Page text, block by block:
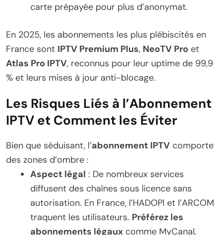
carte prépayée pour plus d’anonymat.
En 2025, les abonnements les plus plébiscités en
France sont IPTV Premium Plus, NeoTV Pro et
Atlas Pro IPTV, reconnus pour leur uptime de 99,9
% et leurs mises à jour anti-blocage.
Les Risques Liés à l’Abonnement
IPTV et Comment les Éviter
Bien que séduisant, l’abonnement IPTV comporte
des zones d’ombre :
Aspect légal : De nombreux services
diffusent des chaînes sous licence sans
autorisation. En France, l’HADOPI et l’ARCOM
traquent les utilisateurs. Préférez les
abonnements légaux comme MyCanal,